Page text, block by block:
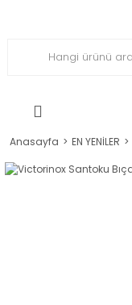
Anasayfa EN YENİLER